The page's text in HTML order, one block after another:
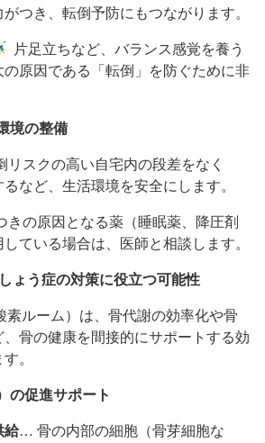
つき、転倒予防にもつながります。
片足立ちなど、バランス感覚を養う
原因である「転倒」を防ぐために非
境の整備
スクの高い自宅内の段差をなく
など、生活環境を安全にします。
の原因となる薬（睡眠薬、降圧剤
ている場合は、医師と相談します。
ょう症の対策に役立つ可能性
素ルーム）は、骨代謝の効率化や骨
骨の健康を間接的にサポートする効
。
の促進サポート
給… 骨の内部の細胞（骨芽細胞な